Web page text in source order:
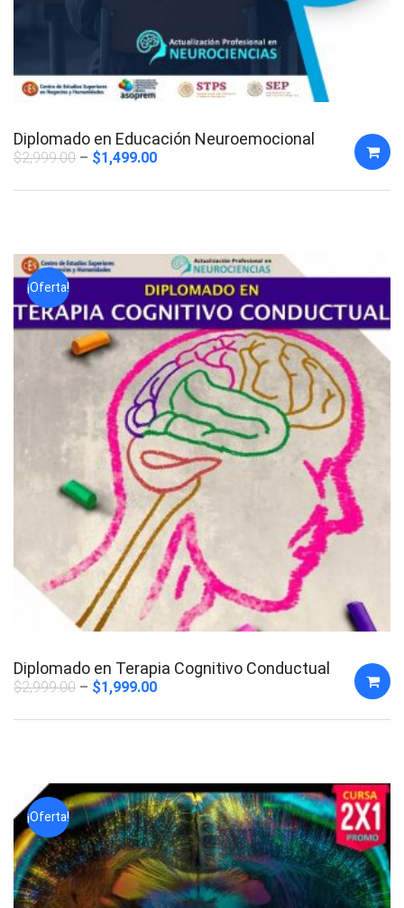
Diplomado en Educación Neuroemocional
$2,999.00 $1,499.00
¡Oferta!
Diplomado en Terapia Cognitivo Conductual
$2,999.00 $1,999.00
¡Oferta!